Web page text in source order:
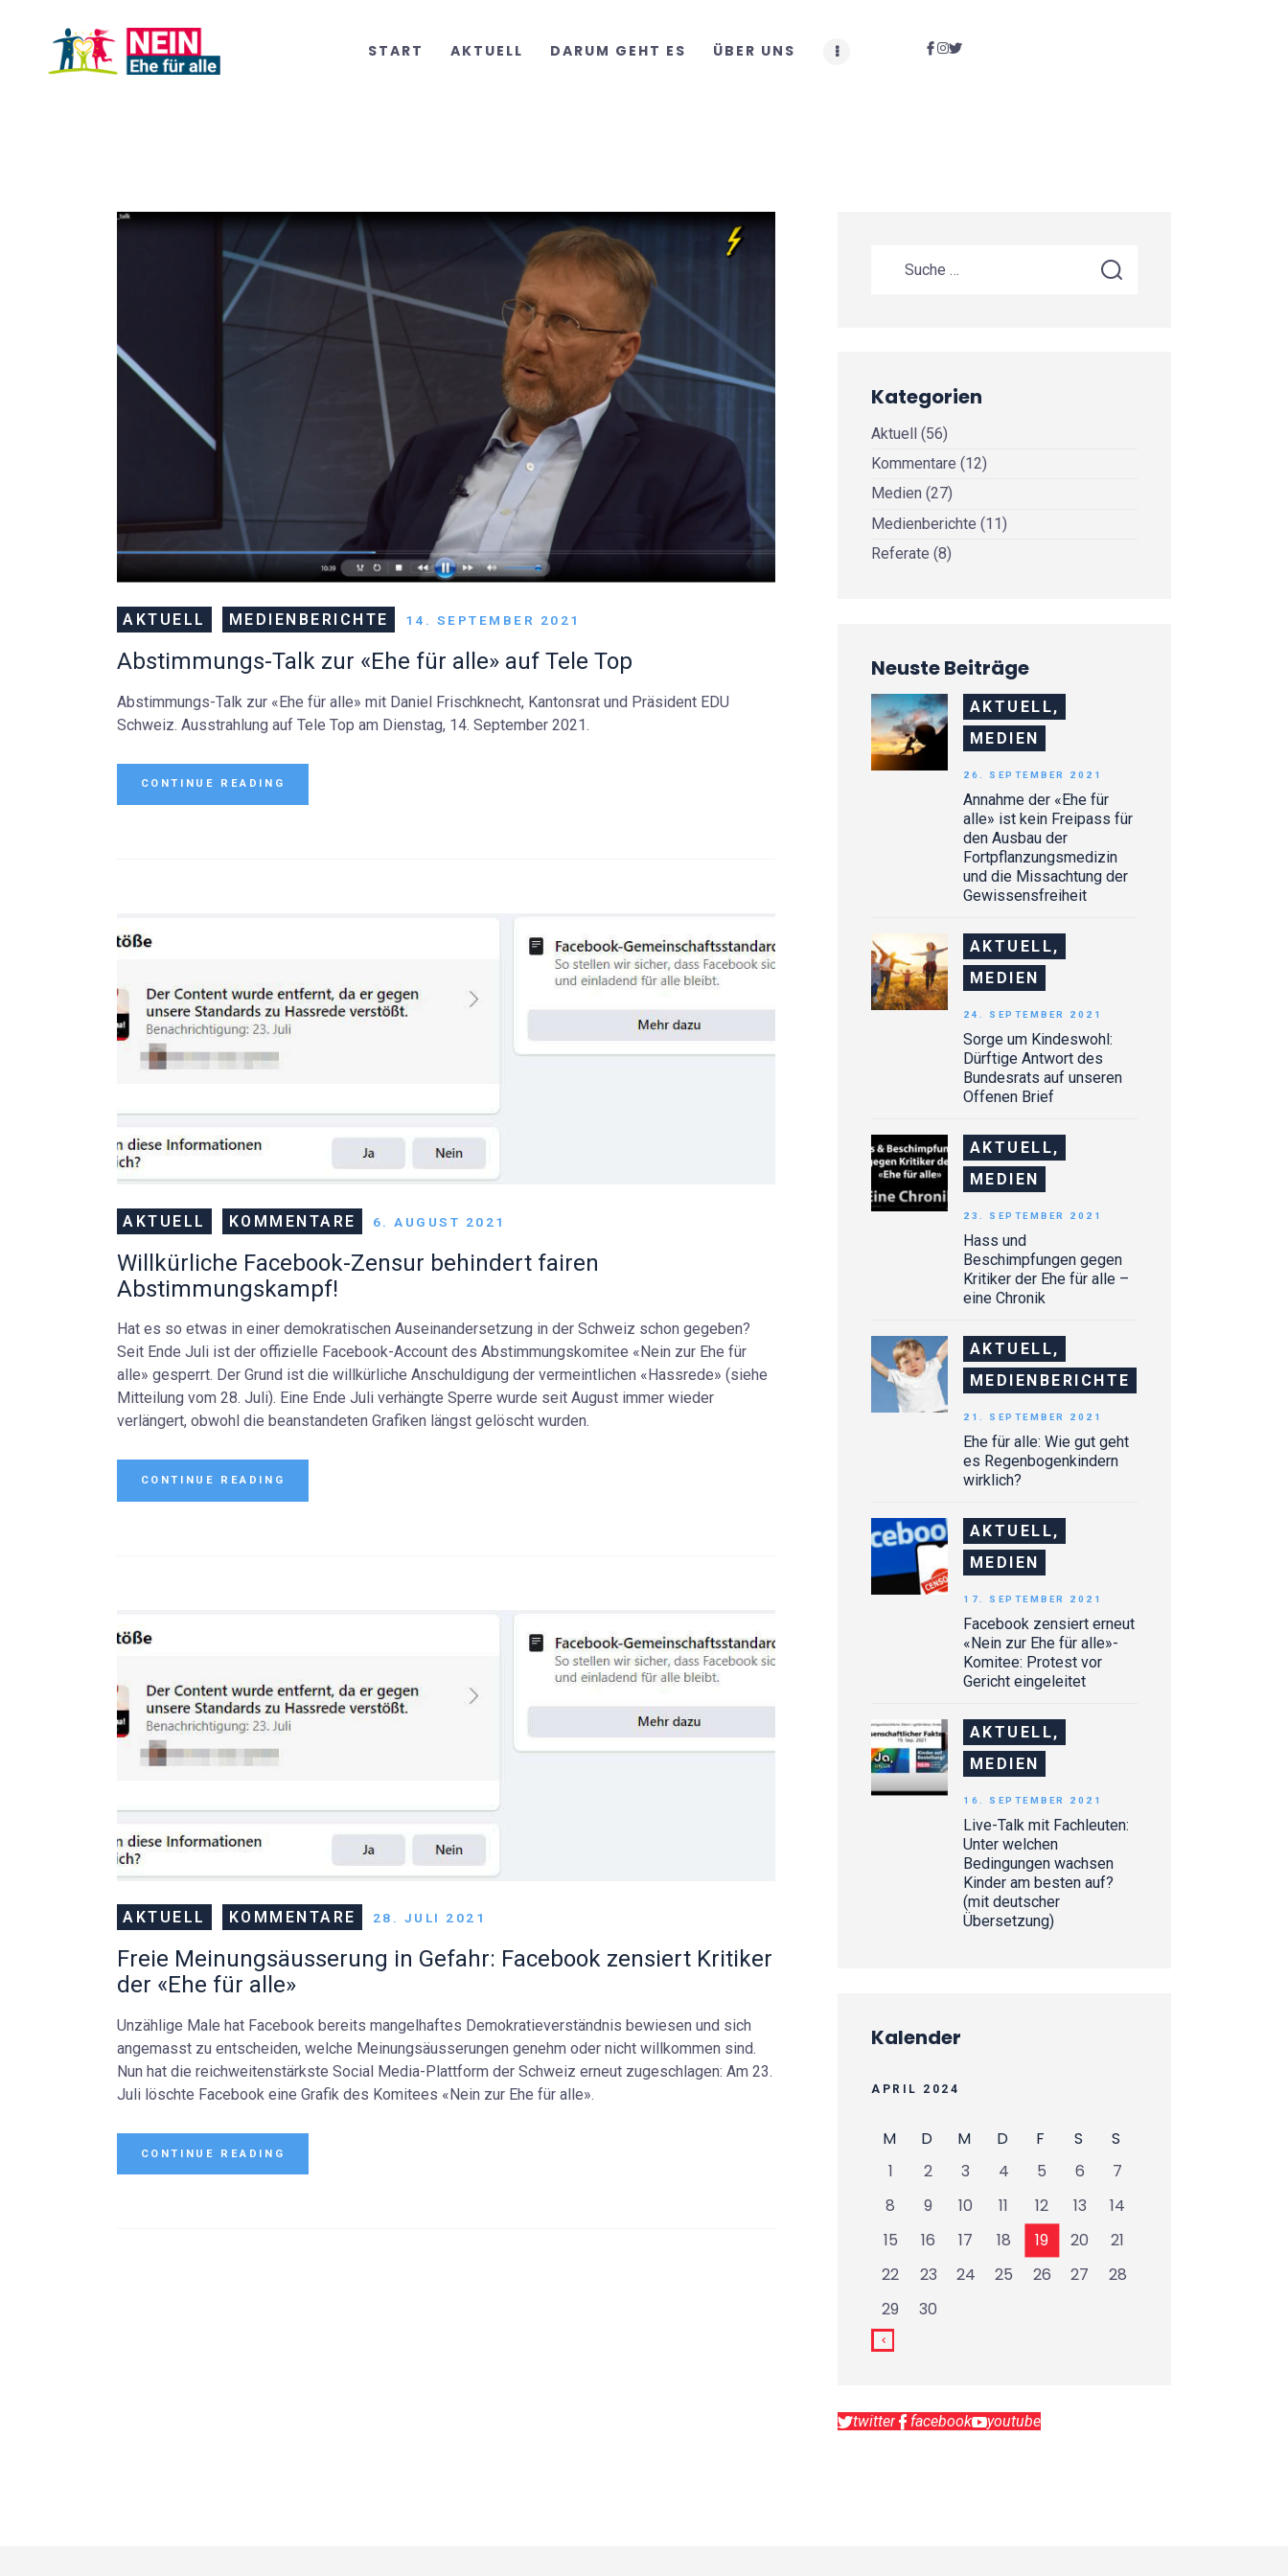
START AKTUELL DARUM GEHT ES ÜBER UNS
DOWNLOADS
AKTUELL MEDIENBERICHTE 14. SEPTEMBER 2021
Abstimmungs-Talk zur «Ehe für alle» auf Tele Top
Abstimmungs-Talk zur «Ehe für alle» mit Daniel Frischknecht, Kantonsrat und Präsident EDU
Schweiz. Ausstrahlung auf Tele Top am Dienstag, 14. September 2021.
CONTINUE READING
AKTUELL KOMMENTARE 6. AUGUST 2021
Willkürliche Facebook-Zensur behindert fairen
Abstimmungskampf!
Hat es so etwas in einer demokratischen Auseinandersetzung in der Schweiz schon gegeben?
Seit Ende Juli ist der offizielle Facebook-Account des Abstimmungskomitee «Nein zur Ehe für
alle» gesperrt. Der Grund ist die willkürliche Anschuldigung der vermeintlichen «Hassrede» (siehe
Mitteilung vom 28. Juli). Eine Ende Juli verhängte Sperre wurde seit August immer wieder
verlängert, obwohl die beanstandeten Grafiken längst gelöscht wurden.
CONTINUE READING
AKTUELL KOMMENTARE 28. JULI 2021
Freie Meinungsäusserung in Gefahr: Facebook zensiert Kritiker
der «Ehe für alle»
Unzählige Male hat Facebook bereits mangelhaftes Demokratieverständnis bewiesen und sich
angemasst zu entscheiden, welche Meinungsäusserungen genehm oder nicht willkommen sind.
Nun hat die reichweitenstärkste Social Media-Plattform der Schweiz erneut zugeschlagen: Am 23.
Juli löschte Facebook eine Grafik des Komitees «Nein zur Ehe für alle».
CONTINUE READING
Kategorien
Aktuell (56)
Kommentare (12)
Medien (27)
Medienberichte (11)
Referate (8)
Neuste Beiträge
AKTUELL,
MEDIEN
Annahme der «Ehe für
alle» ist kein Freipass für
den Ausbau der
Fortpflanzungsmedizin
und die Missachtung der
Gewissensfreiheit
26. SEPTEMBER 2021
AKTUELL,
MEDIEN
Sorge um Kindeswohl:
Dürftige Antwort des
Bundesrats auf unseren
Offenen Brief
24. SEPTEMBER 2021
AKTUELL,
MEDIEN
Hass und
Beschimpfungen gegen
Kritiker der Ehe für alle –
eine Chronik
23. SEPTEMBER 2021
AKTUELL,
MEDIENBERICHTE
Ehe für alle: Wie gut geht
es Regenbogenkindern
wirklich?
21. SEPTEMBER 2021
AKTUELL,
MEDIEN
Facebook zensiert erneut
«Nein zur Ehe für alle»-
Komitee: Protest vor
Gericht eingeleitet
17. SEPTEMBER 2021
AKTUELL,
MEDIEN
Live-Talk mit Fachleuten:
Unter welchen
Bedingungen wachsen
Kinder am besten auf?
(mit deutscher
Übersetzung)
16. SEPTEMBER 2021
Kalender
APRIL 2024
M D M D F S
S
1
2 3 4 5 6
7
8
9 10 11 12 13
14
15
16 17 18 19 20
21
22
23 24 25 26 27
28
29
30
twitter facebook youtube